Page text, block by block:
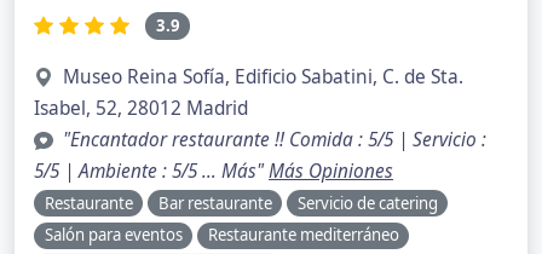
3.9
Museo Reina Sofía, Edificio Sabatini, C. de Sta.
Isabel, 52, 28012 Madrid
"Encantador restaurante !! Comida : 5/5 | Servicio :
5/5 | Ambiente : 5/5 … Más"Más Opiniones
Restaurante Bar restaurante
Servicio de catering
Salón para eventos
Restaurante mediterráneo